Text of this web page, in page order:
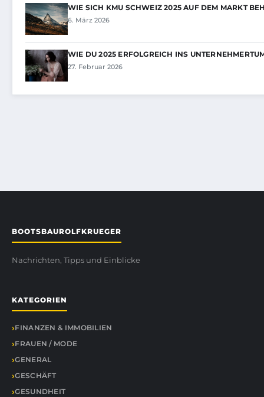
WIE SICH KMU SCHWEIZ 2025 AUF DEM MARKT
6. März 2026
WIE DU 2025 ERFOLGREICH INS
27. Februar 2026
BOOTSBAUROLFKRUEGER
Nachrichten, Tipps und Einblicke
KATEGORIEN
FINANZEN & IMMOBILIEN
FRAUEN / MODE
GENERAL
GESCHÄFT
GESUNDHEIT